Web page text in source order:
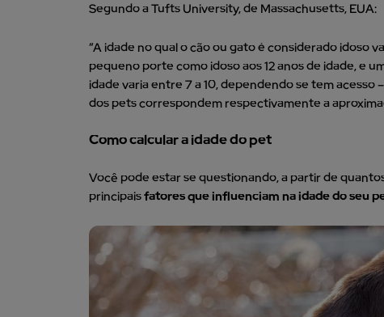
Segundo a Tufts University, de Massachusetts, EUA:
“A idade no qual o cão ou gato é considerado idoso
pequeno porte como idoso aos 12 anos de idade, e
idade varia entre 7 a 10, dependendo se tem
dos pets correspondem respectivamente a
Como calcular a idade do pet
Você pode estar se questionando, a partir de
principaisfatores que influenciam na idade do seu